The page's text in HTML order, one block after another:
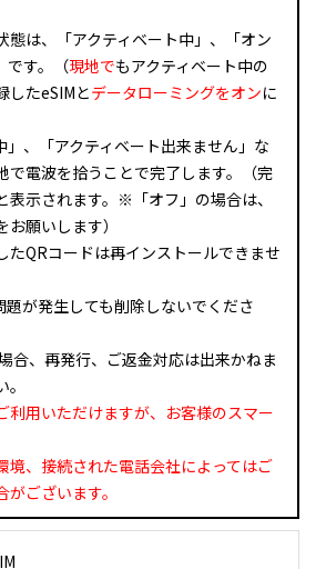
態は、「アクティベート中」、「オン
です。（現地でもアクティベート中の
したeSIMとデータローミングをオンに
」、「アクティベート出来ません」な
で電波を拾うことで完了します。（完
表示されます。※「オフ」の場合は、
お願いします）
たQRコードは再インストールできませ
題が発生しても削除しないでくださ
合、再発行、ご返金対応は出来かねま
用いただけますが、お客様のスマー
境、接続された電話会社によってはご
ございます。